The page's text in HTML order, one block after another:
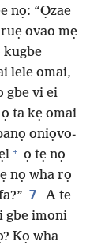
nọ: “Ọzae
ovao mẹ
kugbe
lele omai,
gbe vi ei
ta kẹ omai
oniọvo-
+ ọ tẹ nọ
nọ wha rọ
7
A te
gbe imoni
Kọ wha